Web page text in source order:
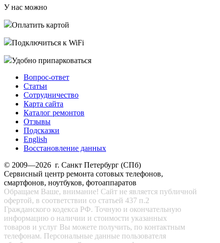
У нас можно
Оплатить картой
Подключиться к WiFi
Удобно припарковаться
Вопрос-ответ
Статьи
Сотрудничество
Карта сайта
Каталог ремонтов
Отзывы
Подсказки
English
Восстановление данных
© 2009—2026 г. Санкт Петербург (СПб)
Сервисный центр ремонта сотовых телефонов,
смартфонов, ноутбуков, фотоаппаратов
Обращаем Ваше, внимание! Сайт не является публичной
офертой, в соответствии со статьей 437 п.2
Гражданского кодекса РФ. Точную и окончательную
информацию о наличии и стоимости указанных
товаров и услуг Вы можете получить, по контактным
телефонам. Персональные данные пользователя